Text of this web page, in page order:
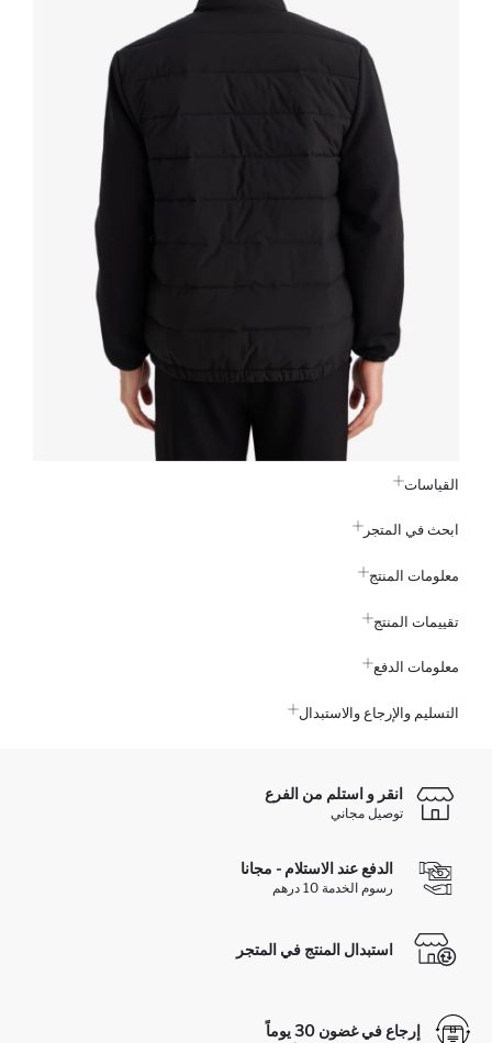
القياسات
ابحث في المتجر
معلومات المنتج
تقييمات المنتج
معلومات الدفع
التسليم والإرجاع والاستبدال
انقر و استلم من الفرع
توصيل مجاني
الدفع عند الاستلام - مجانا
رسوم الخدمة 10 درهم
استبدال المنتج في المتجر
إرجاع في غضون 30 يوماً